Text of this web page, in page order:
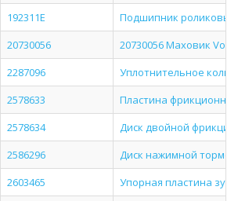
192311E
Подшипник роликовый
20730056
20730056 Маховик
2287096
Уплотнительное
2578633
Пластина
2578634
Диск двойной
2586296
Диск нажимной
2603465
Упорная пластина